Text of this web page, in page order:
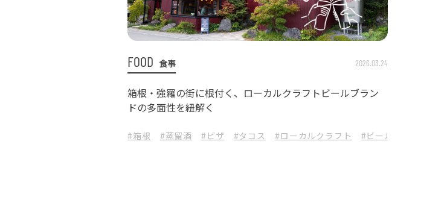
FOOD 食事 2026.03.24
箱根・強羅の街に根付く、ローカルクラフトビールブラン
ドの多面性を紐解く
#箱根 #蒸留酒 #ピザ #タコス #ローカルクラフト #ビール飲み比べ